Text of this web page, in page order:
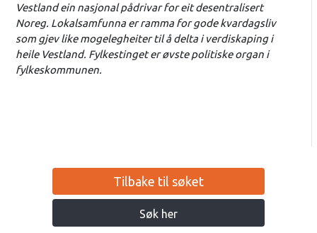
Vestland ein nasjonal pådrivar for eit desentralisert
Noreg. Lokalsamfunna er ramma for gode kvardagsliv
som gjev like mogelegheiter til å delta i verdiskaping i
heile Vestland. Fylkestinget er øvste politiske organ i
fylkeskommunen.
Tilbake til søket
Søk her